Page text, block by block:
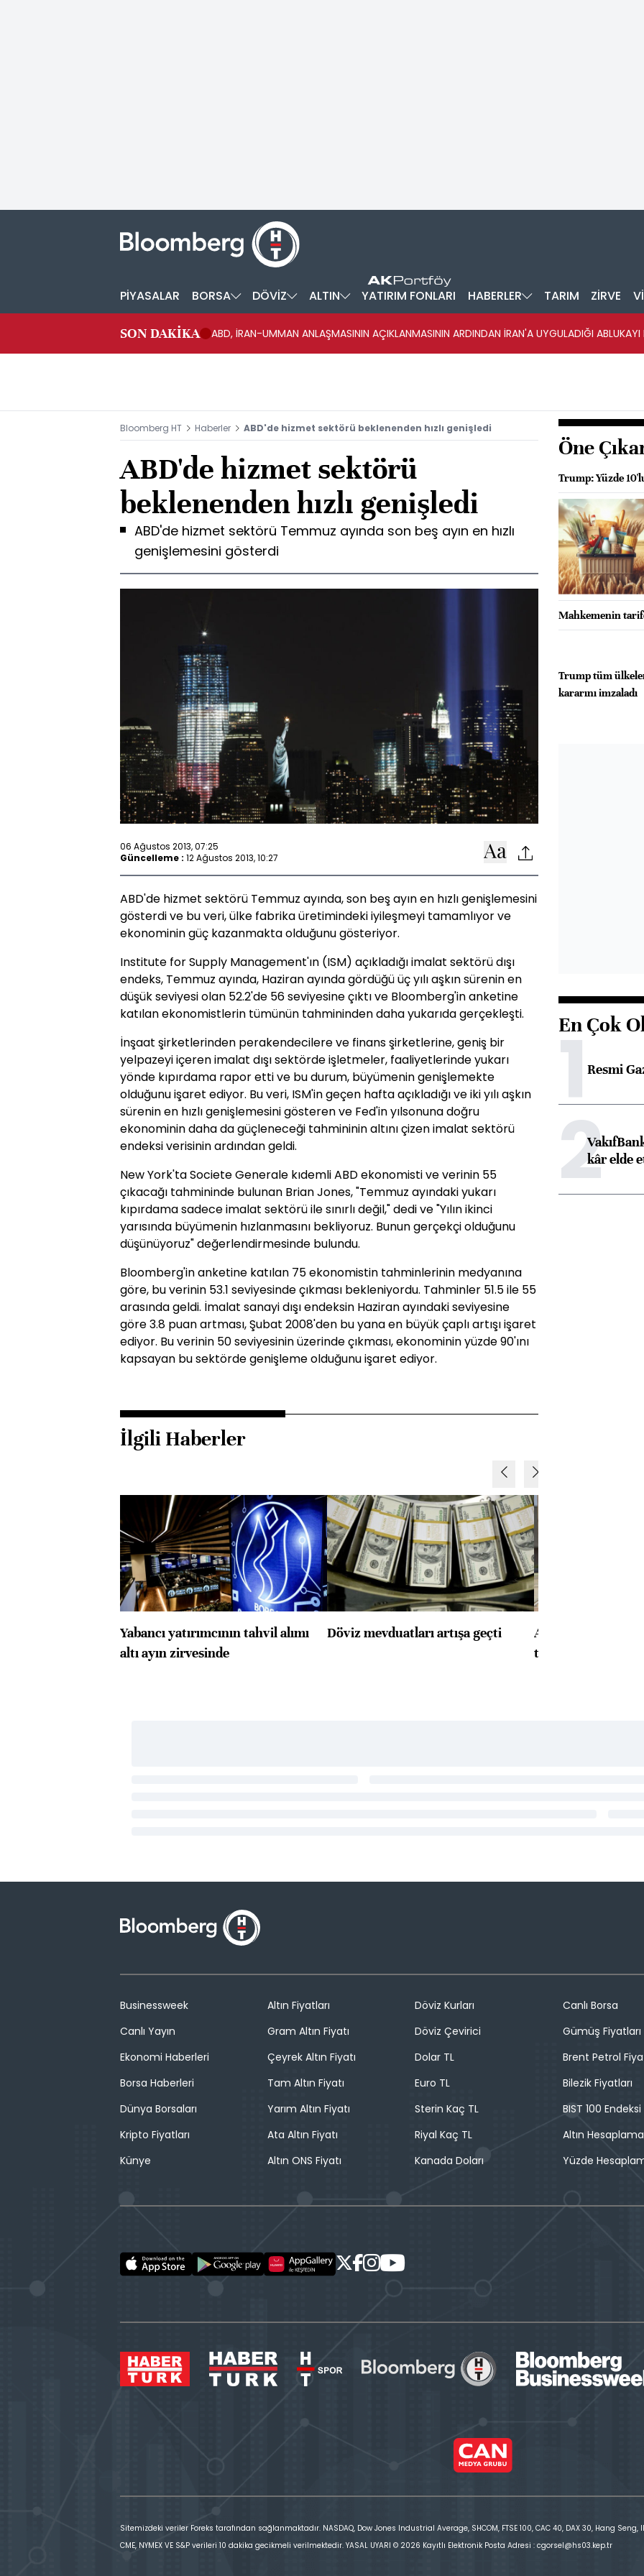
PİYASALAR BORSA DÖVİZ ALTIN YATIRIM FONLARI HABERLER TARIM ZİRVE
SON DAKİKA ABD, İRAN-UMMAN ANLAŞMASININ AÇIKLANMASININ ARDINDAN İRAN'A UYGULADIĞI ABLUKAYI
Bloomberg HT Haberler ABD'de hizmet sektörü beklenenden hızlı genişledi
ABD'de hizmet sektörü
beklenenden hızlı genişledi
ABD'de hizmet sektörü Temmuz ayında son beş ayın en hızlı
genişlemesini gösterdi
06 Ağustos 2013, 07:25
Güncelleme : 12 Ağustos 2013, 10:27
ABD'de hizmet sektörü Temmuz ayında, son beş ayın en hızlı genişlemesini
gösterdi ve bu veri, ülke fabrika üretimindeki iyileşmeyi tamamlıyor ve
ekonominin güç kazanmakta olduğunu gösteriyor.
Institute for Supply Management'ın (ISM) açıkladığı imalat sektörü dışı
endeks, Temmuz ayında, Haziran ayında gördüğü üç yılı aşkın sürenin en
düşük seviyesi olan 52.2'de 56 seviyesine çıktı ve Bloomberg'in anketine
katılan ekonomistlerin tümünün tahmininden daha yukarıda gerçekleşti.
İnşaat şirketlerinden perakendecilere ve finans şirketlerine, geniş bir
yelpazeyi içeren imalat dışı sektörde işletmeler, faaliyetlerinde yukarı
yönde kıpırdama rapor etti ve bu durum, büyümenin genişlemekte
olduğunu işaret ediyor. Bu veri, ISM'in geçen hafta açıkladığı ve iki yılı aşkın
sürenin en hızlı genişlemesini gösteren ve Fed'in yılsonuna doğru
ekonominin daha da güçleneceği tahmininin altını çizen imalat sektörü
endeksi verisinin ardından geldi.
New York'ta Societe Generale kıdemli ABD ekonomisti ve verinin 55
çıkacağı tahmininde bulunan Brian Jones, "Temmuz ayındaki yukarı
kıpırdama sadece imalat sektörü ile sınırlı değil," dedi ve "Yılın ikinci
yarısında büyümenin hızlanmasını bekliyoruz. Bunun gerçekçi olduğunu
düşünüyoruz" değerlendirmesinde bulundu.
Bloomberg'in anketine katılan 75 ekonomistin tahminlerinin medyanına
göre, bu verinin 53.1 seviyesinde çıkması bekleniyordu. Tahminler 51.5 ile 55
arasında geldi. İmalat sanayi dışı endeksin Haziran ayındaki seviyesine
göre 3.8 puan artması, Şubat 2008'den bu yana en büyük çaplı artışı işaret
ediyor. Bu verinin 50 seviyesinin üzerinde çıkması, ekonominin yüzde 90'ını
kapsayan bu sektörde genişleme olduğunu işaret ediyor.
İlgili Haberler
Yabancı yatırımcının tahvil alımı
altı ayın zirvesinde
Döviz mevduatları artışa geçti
ABD'de konut
toparlandı
Öne
Trump: Yüzde
Mahkemenin
Trump tüm
kararını imzaladı
En Çok
1Resmi
2kâr elde
Businessweek
Canlı Yayın
Ekonomi Haberleri
Borsa Haberleri
Dünya Borsaları
Kripto Fiyatları
Künye
Altın Fiyatları
Gram Altın Fiyatı
Çeyrek Altın Fiyatı
Tam Altın Fiyatı
Yarım Altın Fiyatı
Ata Altın Fiyatı
Altın ONS Fiyatı
Döviz Kurları
Döviz Çevirici
Dolar TL
Euro TL
Sterin Kaç TL
Riyal Kaç TL
Kanada Doları
Canlı Borsa
Gümüş Fiyatları
Brent Petrol
Bilezik Fiyatları
BIST 100 Endeksi
Altın Hesaplama
Yüzde
Sitemizdeki veriler Foreks tarafından sağlanmaktadır. NASDAQ, Dow Jones Industrial Average, SHCOM, FTSE 100, CAC 40, DAX 30, Hang Seng,
CME, NYMEX VE S&P verileri 10 dakika gecikmeli verilmektedir. YASAL UYARI © 2026 Kayıtlı Elektronik Posta Adresi : cgorsel@hs03.kep.tr